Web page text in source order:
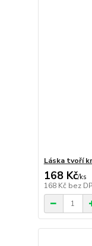
Láska tvoří
168 Kč/ks
168 Kč bez